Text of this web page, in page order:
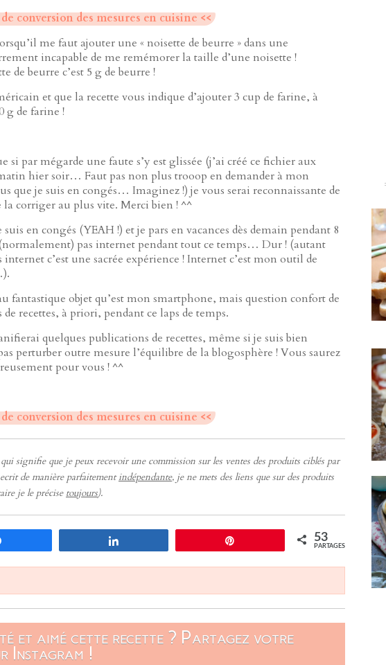
conversion des mesures en cuisine <<
me faut ajouter une « noisette de beurre » dans une
incapable de me remémorer la taille d’une noisette !
de beurre c’est 5 g de beurre !
et que la recette vous indique d’ajouter 3 cup de farine, à
g de farine !
si par mégarde une faute s’y est glissée (j’ai créé ce fichier aux
hier soir… Faut pas non plus trooop en demander à mon
que je suis en congés… Imaginez !) je vous serai reconnaissante de
la corriger au plus vite. Merci bien ! ^^
en congés (YEAH !) et je pars en vacances dès demain pendant 8
pas internet pendant tout ce temps… Dur ! (autant
c’est une sacrée expérience ! Internet c’est mon outil de
fantastique objet qu’est mon smartphone, mais question confort de
recettes, à priori, pendant ce laps de temps.
quelques publications de recettes, même si je suis bien
perturber outre mesure l’équilibre de la blogosphère ! Vous saurez
pour vous ! ^^
conversion des mesures en cuisine <<
signifie que je peux recevoir une commission sur les ventes des produits ciblés par
de manière parfaitementindépendante, je ne mets des liens que sur des produits
je le précise toujours).
53
PARTAGES
et aimé cette recette ? Partagez votre
Instagram !